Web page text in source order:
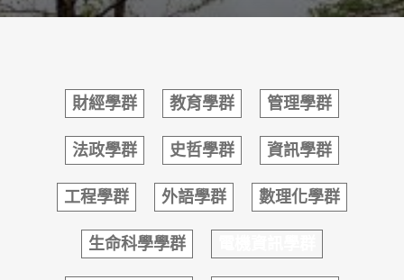
財經學群 教育學群 管理學群
法政學群 史哲學群 資訊學群
工程學群 外語學群 數理化學群
生命科學學群